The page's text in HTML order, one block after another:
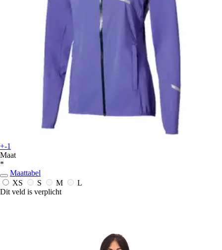
+-1
Maat
*
Maattabel
XS
S M
L
Dit veld is verplicht